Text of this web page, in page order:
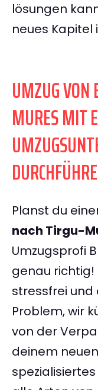
lösungen
neues Kapitel
UMZUG VON
MURES MIT
Planst du
nach Tirgu-
Umzugsprofi
genau richtig!
stressfrei und
Problem, wir
von der
deinem